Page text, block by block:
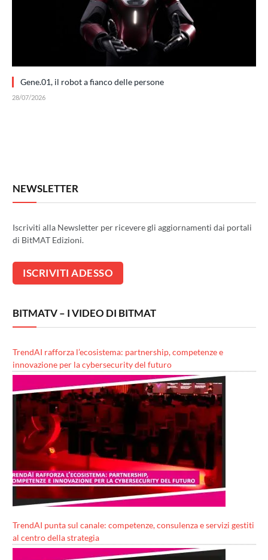
Gene.01, il robot a fianco delle persone
28/07/2026
NEWSLETTER
Iscriviti alla Newsletter per ricevere gli aggiornamenti dai portali
di BitMAT Edizioni.
BITMATV – I VIDEO DI BITMAT
TrendAI rafforza l’ecosistema: partnership, competenze e
innovazione per la cybersecurity del futuro
TrendAI punta sul canale: competenze, consulenza e servizi gestiti
al centro della strategia